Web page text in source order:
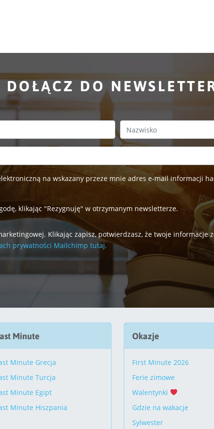
DOŁĄCZ DO
Last Name
na wskazany przeze mnie adres e-mail informacji
klikając "Rezygnuję" w otrzymanym newsletterze.
Klikając zapisz, potwierdzasz, że twoje informacje
prywatności Mailchimp tutaj.
Minute
Minute Grecja
Minute Turcja
Minute Egipt
Minute Hiszpania
Okazje
First Minute 2026
Ferie zimowe
Walentynki
Gdzie na wakacje
Sylwester